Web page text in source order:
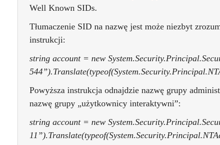
Well Known SIDs.
Tłumaczenie SID na nazwę jest może niezbyt
instrukcji:
string account = new
Powyższa instrukcja odnajdzie nazwę grupy
nazwę grupy „użytkownicy interaktywni”:
string account = new